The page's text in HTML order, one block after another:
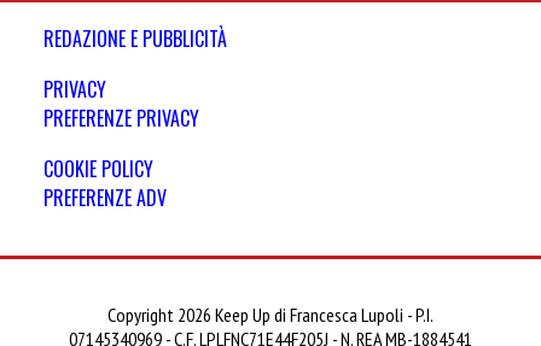
REDAZIONE E PUBBLICITÀ
PRIVACY
PREFERENZE PRIVACY
COOKIE POLICY
PREFERENZE ADV
Copyright 2026 Keep Up di Francesca Lupoli - P.I.
07145340969 - C.F. LPLFNC71E44F205J - N. REA MB-1884541